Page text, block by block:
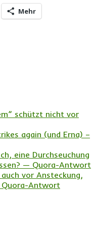
Mehr
schützt nicht vor
again (und Erna) –
eine Durchseuchung
— Quora-Antwort
vor Ansteckung,
Antwort